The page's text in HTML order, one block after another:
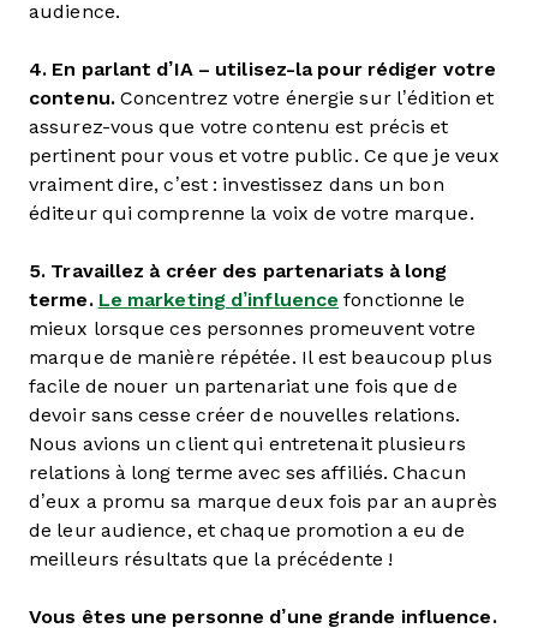
audience.
4. En parlant d’IA – utilisez-la pour rédiger votre
contenu.Concentrez votre énergie sur l’édition et
assurez-vous que votre contenu est précis et
pertinent pour vous et votre public. Ce que je veux
vraiment dire, c’est : investissez dans un bon
éditeur qui comprenne la voix de votre marque.
5. Travaillez à créer des partenariats à long
terme. Le marketing d’influence fonctionne le
mieux lorsque ces personnes promeuvent votre
marque de manière répétée. Il est beaucoup plus
facile de nouer un partenariat une fois que de
devoir sans cesse créer de nouvelles relations.
Nous avions un client qui entretenait plusieurs
relations à long terme avec ses affiliés. Chacun
d’eux a promu sa marque deux fois par an auprès
de leur audience, et chaque promotion a eu de
meilleurs résultats que la précédente !
Vous êtes une personne d’une grande influence.